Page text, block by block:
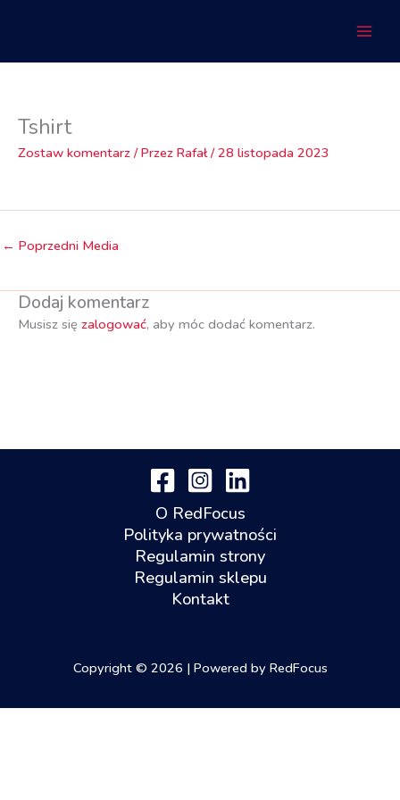
Tshirt
Zostaw komentarz / Przez Rafał/28 listopada 2023
← Poprzedni Media
Dodaj komentarz
Musisz się zalogować, aby móc dodać komentarz.
O RedFocus
Polityka prywatności
Regulamin strony
Regulamin sklepu
Kontakt
Copyright © 2026 | Powered by RedFocus